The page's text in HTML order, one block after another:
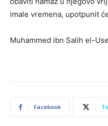
imale vremena, upotpunit
Muhammed ibn Salih el-
Facebook